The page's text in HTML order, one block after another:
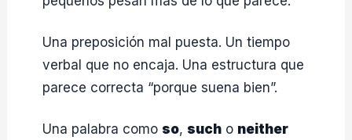
Una preposición mal puesta. Un tiempo
verbal que no encaja. Una estructura que
parece correcta “porque suena bien”.
Una palabra como so, such o neither